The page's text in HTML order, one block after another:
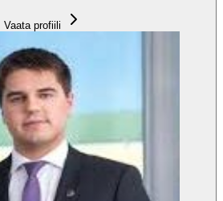
Vaata profiili